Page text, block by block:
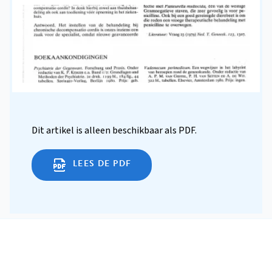
Dit artikel is alleen beschikbaar als PDF.
LEES DE PDF